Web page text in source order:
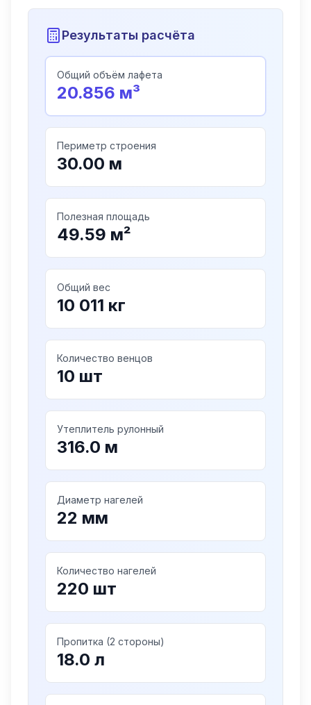
Результаты расчёта
Общий объём лафета
20.856 м³
Периметр строения
30.00 м
Полезная площадь
49.59 м²
Общий вес
10 011 кг
Количество венцов
10 шт
Утеплитель рулонный
316.0 м
Диаметр нагелей
22 мм
Количество нагелей
220 шт
Пропитка (2 стороны)
18.0 л